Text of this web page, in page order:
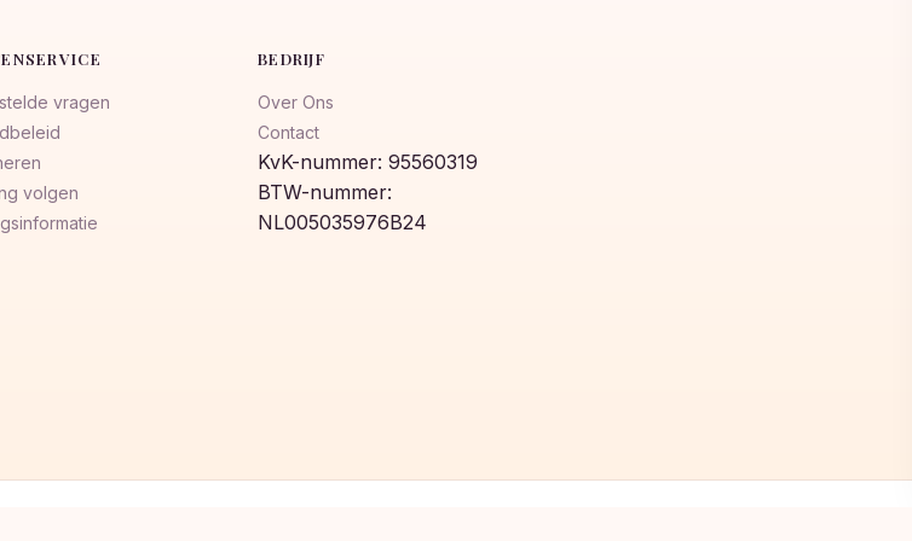
vragen
volgen
BEDRIJF
Over Ons
Contact
KvK-nummer: 95560319
BTW-nummer:
NL005035976B24